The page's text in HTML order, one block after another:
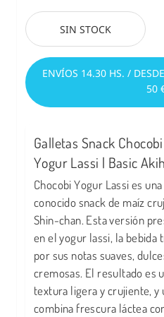
SIN STOCK
ENVÍOS 14.30 HS. /
50
Galletas Snack
Yogur Lassi | Basic
Chocobi Yogur Lassi es
conocido snack de maíz
Shin-chan. Esta versión
en el yogur lassi, la bebida
por sus notas suaves,
cremosas. El resultado es
textura ligera y crujiente,
combina frescura láctea